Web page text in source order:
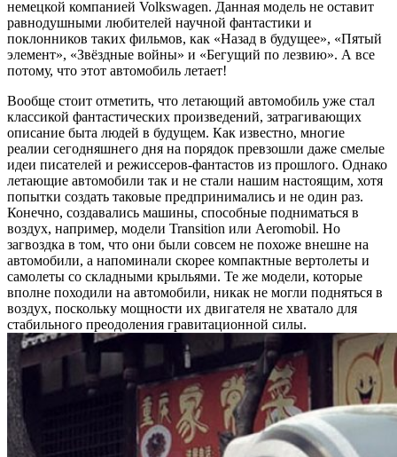
немецкой компанией Volkswagen. Данная модель не оставит
равнодушными любителей научной фантастики и
поклонников таких фильмов, как «Назад в будущее», «Пятый
элемент», «Звёздные войны» и «Бегущий по лезвию». А все
потому, что этот автомобиль летает!
Вообще стоит отметить, что летающий автомобиль уже стал
классикой фантастических произведений, затрагивающих
описание быта людей в будущем. Как известно, многие
реалии сегодняшнего дня на порядок превзошли даже смелые
идеи писателей и режиссеров-фантастов из прошлого. Однако
летающие автомобили так и не стали нашим настоящим, хотя
попытки создать таковые предпринимались и не один раз.
Конечно, создавались машины, способные подниматься в
воздух, например, модели Transition или Aeromobil. Но
загвоздка в том, что они были совсем не похоже внешне на
автомобили, а напоминали скорее компактные вертолеты и
самолеты со складными крыльями. Те же модели, которые
вполне походили на автомобили, никак не могли подняться в
воздух, поскольку мощности их двигателя не хватало для
стабильного преодоления гравитационной силы.